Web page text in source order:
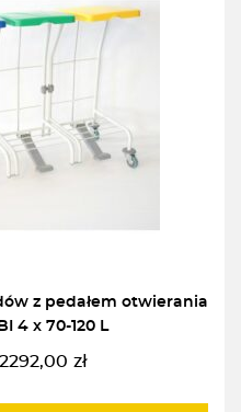
z pedałem otwierania
4 x 70-120 L
Pierwotna
2292,00 zł
Aktualna